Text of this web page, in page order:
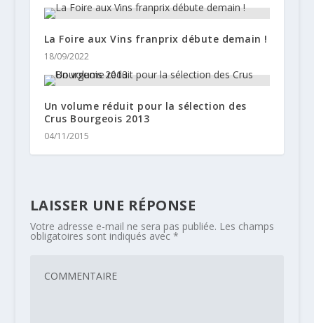
La Foire aux Vins franprix débute demain !
18/09/2022
Un volume réduit pour la sélection des
Crus Bourgeois 2013
04/11/2015
LAISSER UNE RÉPONSE
Votre adresse e-mail ne sera pas publiée. Les champs
obligatoires sont indiqués avec *